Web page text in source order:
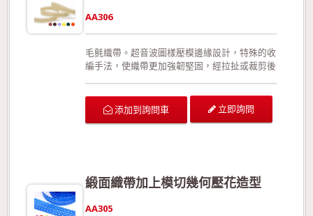
AA306
毛氈織帶。超音波圖樣壓模邊緣設計，特殊的收
編手法，使織帶更加強韌堅固，經拉扯或裁剪後
反面之分。 可供廣泛運用在生日派對的佈置、
添加到詢問車 立即詢問
緞面織帶加上模切幾何壓花造型
AA305